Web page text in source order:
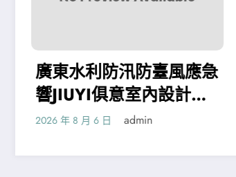
應急
計應
京蒙協查包養網作
蔬菜“一路生花”_
2026 年 8 月 6 日